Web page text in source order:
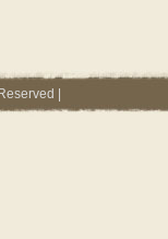
|